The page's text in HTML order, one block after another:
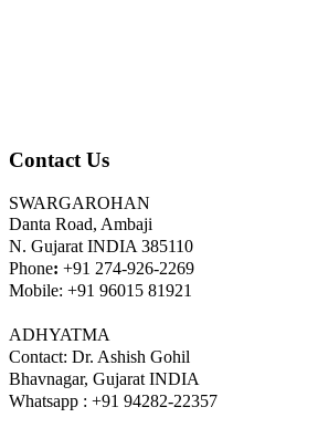
Contact Us
SWARGAROHAN
Danta Road, Ambaji
N. Gujarat INDIA 385110
Phone: +91 274-926-2269
Mobile: +91 96015 81921
ADHYATMA
Contact: Dr. Ashish Gohil
Bhavnagar, Gujarat INDIA
Whatsapp : +91 94282-22357